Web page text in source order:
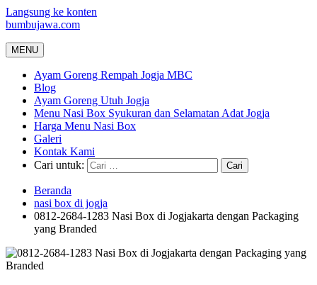
Langsung ke konten
bumbujawa.com
MENU
Ayam Goreng Rempah Jogja MBC
Blog
Ayam Goreng Utuh Jogja
Menu Nasi Box Syukuran dan Selamatan Adat Jogja
Harga Menu Nasi Box
Galeri
Kontak Kami
Cari untuk:
Beranda
nasi box di jogja
0812-2684-1283 Nasi Box di Jogjakarta dengan Packaging
yang Branded